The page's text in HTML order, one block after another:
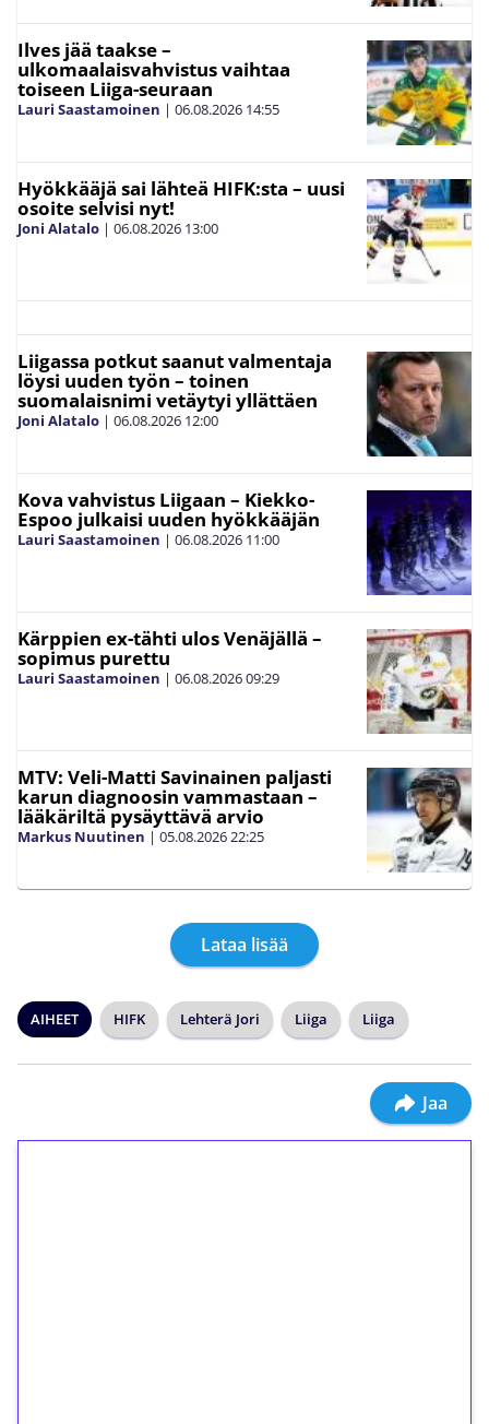
Ilves jää taakse –
ulkomaalaisvahvistus vaihtaa
toiseen Liiga-seuraan
Lauri Saastamoinen | 06.08.2026 14:55
Hyökkääjä sai lähteä HIFK:sta – uusi
osoite selvisi nyt!
Joni Alatalo | 06.08.2026 13:00
Liigassa potkut saanut valmentaja
löysi uuden työn – toinen
suomalaisnimi vetäytyi yllättäen
Joni Alatalo | 06.08.2026 12:00
Kova vahvistus Liigaan – Kiekko-
Espoo julkaisi uuden hyökkääjän
Lauri Saastamoinen | 06.08.2026 11:00
Kärppien ex-tähti ulos Venäjällä –
sopimus purettu
Lauri Saastamoinen | 06.08.202609:29
MTV: Veli-Matti Savinainen paljasti
karun diagnoosin vammastaan –
lääkäriltä pysäyttävä arvio
Markus Nuutinen | 05.08.202622:25
Lataa lisää
AIHEET HIFK Lehterä Jori Liiga Liiga
Jaa